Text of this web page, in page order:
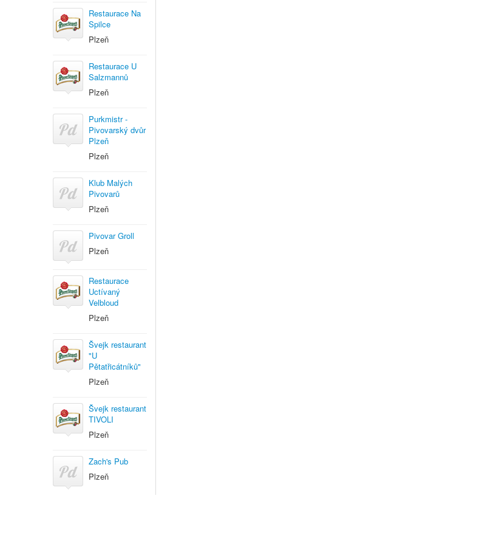
Restaurace Na
Spilce
Plzeň
Restaurace U
Salzmannů
Plzeň
Purkmistr -
Pivovarský dvůr
Plzeň
Plzeň
Klub Malých
Pivovarů
Plzeň
Pivovar Groll
Plzeň
Restaurace
Uctívaný
Velbloud
Plzeň
Švejk restaurant
"U
Pětatřicátníků"
Plzeň
Švejk restaurant
TIVOLI
Plzeň
Zach's Pub
Plzeň